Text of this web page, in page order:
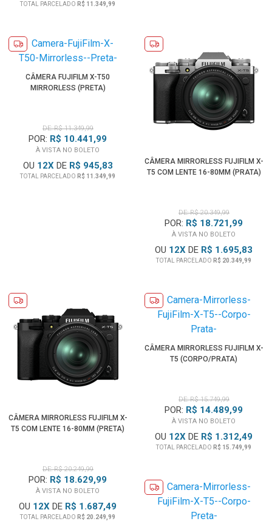
TOTAL PARCELADO R$ 11.349,99
CÂMERA FUJIFILM X-T50
MIRRORLESS (PRETA)
DE: R$ 11.349,99
POR: R$ 10.441,99
À VISTA NO BOLETO
OU 12XDE R$ 945,83
TOTAL PARCELADO R$ 11.349,99
CÂMERA MIRRORLESS FUJIFILM X-
T5 COM LENTE 16-80MM (PRATA)
DE: R$ 20.349,99
POR: R$ 18.721,99
À VISTA NO BOLETO
OU 12X DE R$ 1.695,83
TOTAL PARCELADO R$ 20.349,99
CÂMERA MIRRORLESS FUJIFILM X-
T5 COM LENTE 16-80MM (PRETA)
DE: R$ 20.249,99
POR: R$ 18.629,99
À VISTA NO BOLETO
OU 12X DE R$ 1.687,49
TOTAL PARCELADO R$ 20.249,99
CÂMERA MIRRORLESS FUJIFILM X-
T5 (CORPO/PRATA)
DE: R$ 15.749,99
POR: R$ 14.489,99
À VISTA NO BOLETO
OU 12X DE R$ 1.312,49
TOTAL PARCELADO R$ 15.749,99